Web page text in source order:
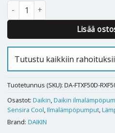
Ilmalämpöpumppu Daikin Sensira
Lisää
Alternative:
Tutustu kaikkiin
Tuotetunnus (SKU): DA-FTXF50D-
Osastot: Daikin,Daikin
Sensira Cool,Ilmalämpöpumput,
Brand: DAIKIN